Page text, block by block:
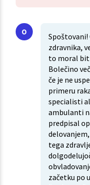
Spoštovani!
zdravnika,
to moral
Bolečino
če je ne
primeru
specialisti
ambulanti
predpisal
tega
začetku po